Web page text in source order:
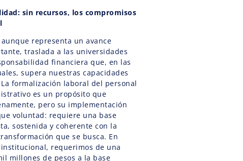
sin recursos, los compromisos
aunque representa un avance
traslada a las universidades
financiera que, en las
supera nuestras capacidades
formalización laboral del personal
es un propósito que
pero su implementación
voluntad: requiere una base
sostenida y coherente con la
que se busca. En
requerimos de una
millones de pesos a la base